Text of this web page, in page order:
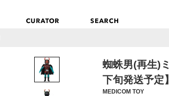
蜘蛛男(再生)
下旬発送予定】
MEDICOM TOY